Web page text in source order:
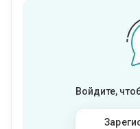
Войдите,